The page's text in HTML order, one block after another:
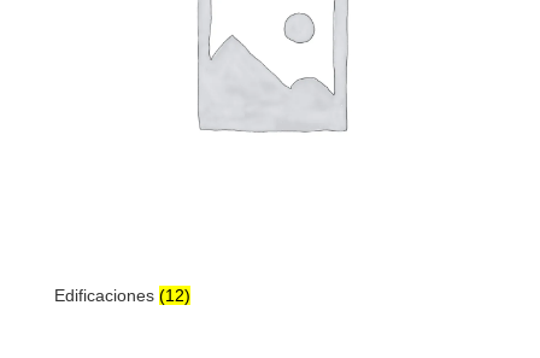
Edificaciones (12)